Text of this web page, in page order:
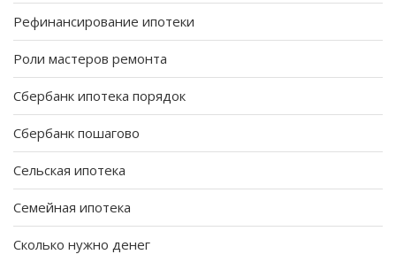
Рефинансирование ипотеки
Роли мастеров ремонта
Сбербанк ипотека порядок
Сбербанк пошагово
Сельская ипотека
Семейная ипотека
Сколько нужно денег